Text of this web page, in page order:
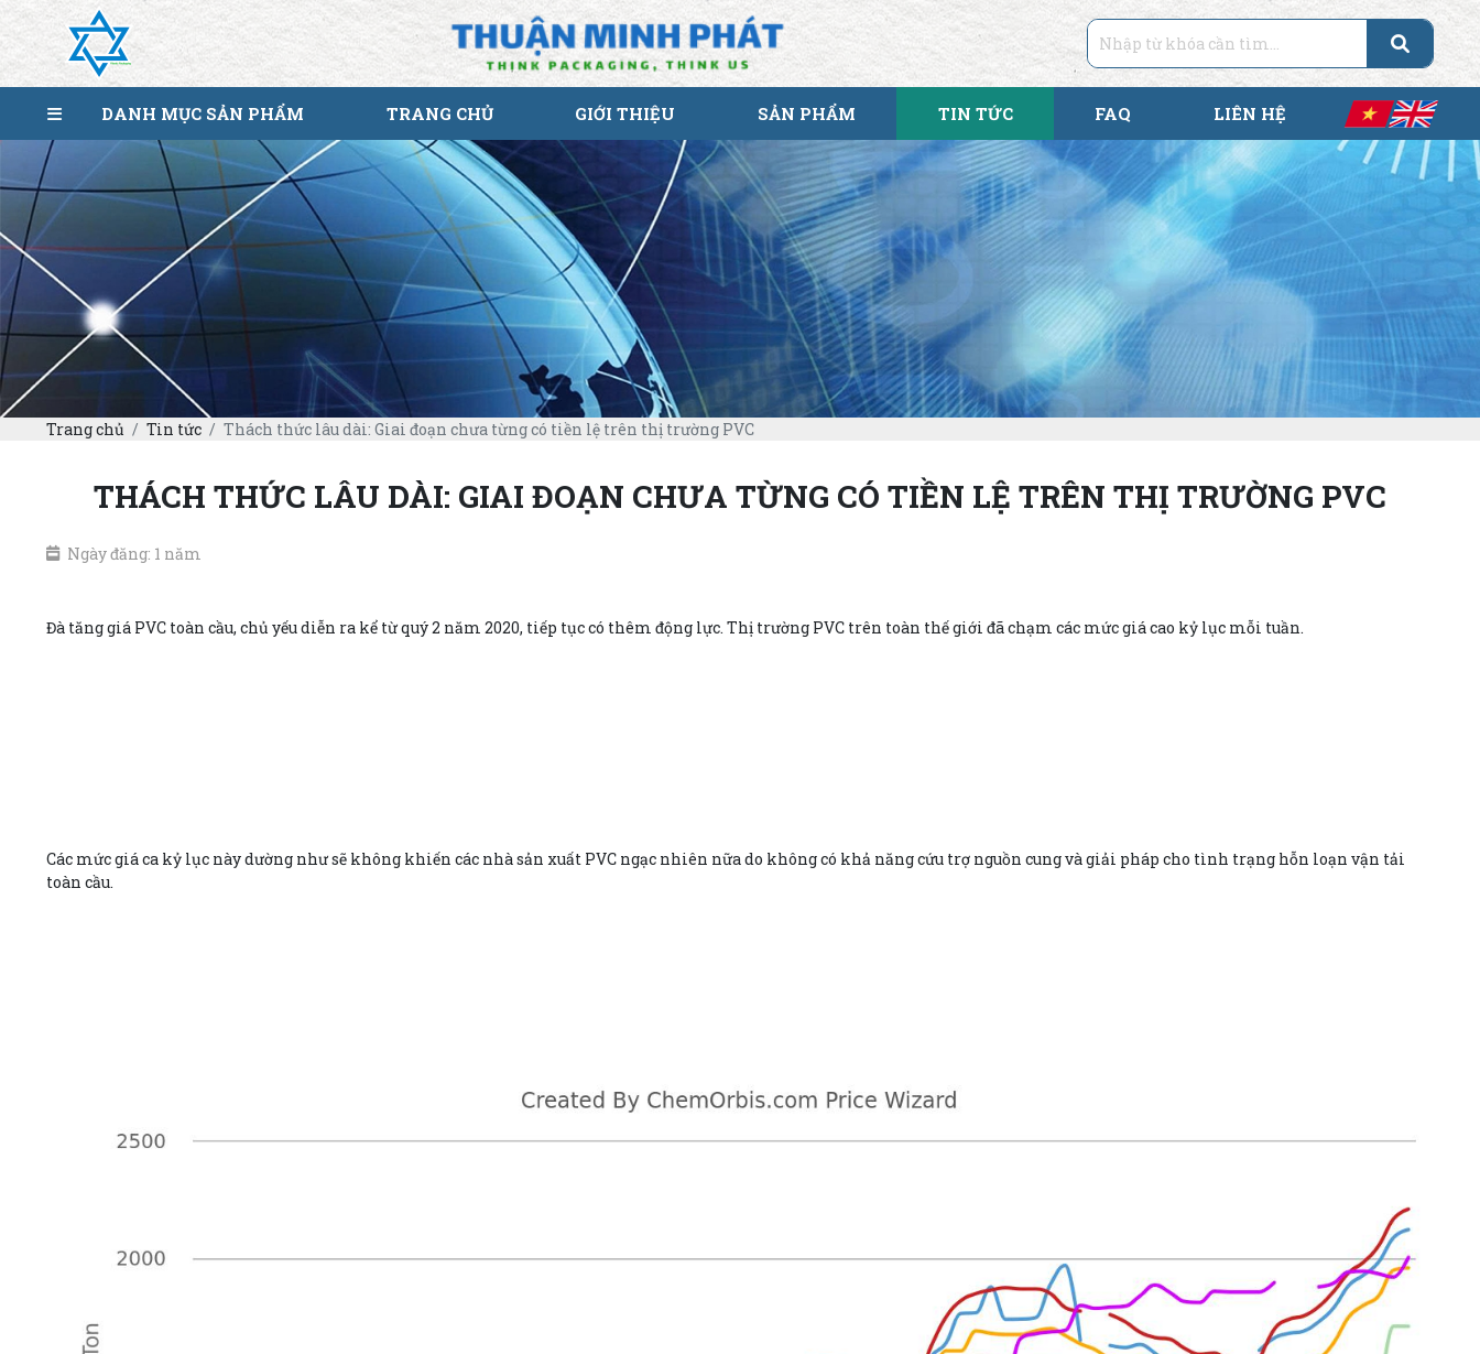
DANH MỤC SẢN PHẨM TRANG CHỦ GIỚI THIỆU SẢN PHẨM TIN TỨC FAQ LIÊN HỆ
Trang chủ Tin tức Thách thức lâu dài: Giai đoạn chưa từng có tiền lệ trên thị trường PVC
THÁCH THỨC LÂU DÀI: GIAI ĐOẠN CHƯA TỪNG CÓ TIỀN LỆ TRÊN THỊ TRƯỜNG PVC
Ngày đăng: 1 năm
Đà tăng giá PVC toàn cầu, chủ yếu diễn ra kể từ quý 2 năm 2020, tiếp tục có thêm động lực. Thị trường PVC trên toàn thế giới đã chạm các mức giá cao kỷ lục mỗi tuần.
Các mức giá ca kỷ lục này dường như sẽ không khiến các nhà sản xuất PVC ngạc nhiên nữa do không có khả năng cứu trợ nguồn cung và giải pháp cho tình trạng hỗn loạn vận tải
toàn cầu.